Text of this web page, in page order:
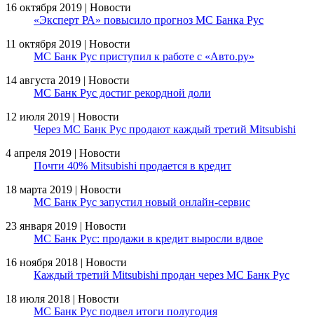
16 октября 2019 | Новости
«Эксперт РА» повысило прогноз МС Банка Рус
11 октября 2019 | Новости
МС Банк Рус приступил к работе с «Авто.ру»
14 августа 2019 | Новости
МС Банк Рус достиг рекордной доли
12 июля 2019 | Новости
Через МС Банк Рус продают каждый третий Mitsubishi
4 апреля 2019 | Новости
Почти 40% Mitsubishi продается в кредит
18 марта 2019 | Новости
МС Банк Рус запустил новый онлайн-сервис
23 января 2019 | Новости
МС Банк Рус: продажи в кредит выросли вдвое
16 ноября 2018 | Новости
Каждый третий Mitsubishi продан через МС Банк Рус
18 июля 2018 | Новости
МС Банк Рус подвел итоги полугодия